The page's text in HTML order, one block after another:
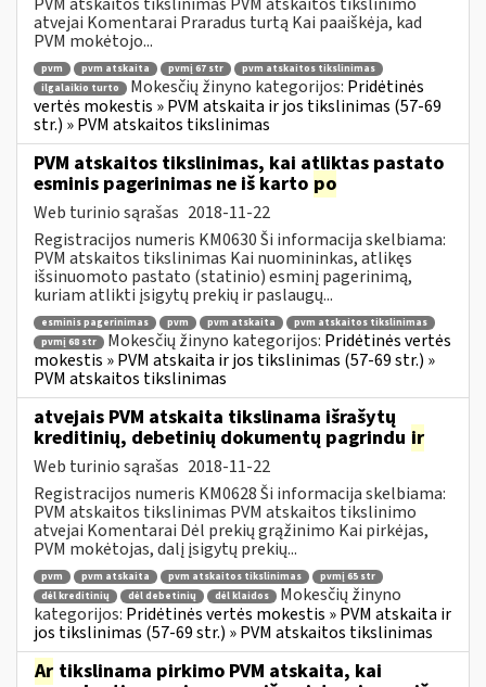
atvejai Komentarai Praradus turtą Kai paaiškėja, kad
PVM mokėtojo...
pvm pvm atskaita pvmį 67 str
pvm atskaitos tikslinimas
ilgalaikio turto
Mokesčių žinyno kategorijos: Pridėtinės
vertės mokestis » PVM atskaita ir jos tikslinimas (57-69
str.) » PVM atskaitos tikslinimas
PVM atskaitos tikslinimas, kai atliktas pastato
esminis pagerinimas ne iš karto po
Web turinio sąrašas 2018-11-22
Registracijos numeris KM0630 Ši informacija skelbiama:
PVM atskaitos tikslinimas Kai nuomininkas, atlikęs
išsinuomoto pastato (statinio) esminį pagerinimą,
kuriam atlikti įsigytų prekių ir paslaugų...
esminis pagerinimas pvm pvm atskaita
pvm atskaitos tikslinimas
pvmį 68 str
Mokesčių žinyno kategorijos: Pridėtinės vertės
mokestis » PVM atskaita ir jos tikslinimas (57-69 str.) »
PVM atskaitos tikslinimas
atvejais PVM atskaita tikslinama išrašytų
kreditinių, debetinių dokumentų pagrindu ir
Web turinio sąrašas 2018-11-22
Registracijos numeris KM0628 Ši informacija skelbiama:
PVM atskaitos tikslinimas PVM atskaitos tikslinimo
atvejai Komentarai Dėl prekių grąžinimo Kai pirkėjas,
PVM mokėtojas, dalį įsigytų prekių...
pvm pvm atskaita pvm atskaitos tikslinimas
pvmį 65 str
dėl kreditinių
dėl debetinių dėl klaidos
Mokesčių žinyno
kategorijos: Pridėtinės vertės mokestis » PVM atskaita ir
jos tikslinimas (57-69 str.) » PVM atskaitos tikslinimas
Ar tikslinama pirkimo PVM atskaita, kai